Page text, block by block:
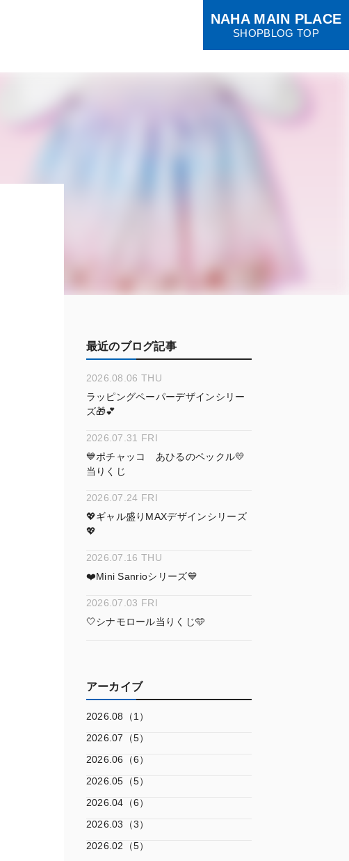
NAHA MAIN PLACE
SHOPBLOG TOP
最近のブログ記事
2026.08.06 THU
ラッピングペーパーデザインシリー
ズ🎁💕
2026.07.31 FRI
💙ポチャッコ あひるのペックル💛
当りくじ
2026.07.24 FRI
💖ギャル盛りMAXデザインシリーズ
💖
2026.07.16 THU
❤️Mini Sanrioシリーズ💙
2026.07.03 FRI
🤍シナモロール当りくじ🩵
アーカイブ
2026.08（1）
2026.07（5）
2026.06（6）
2026.05（5）
2026.04（6）
2026.03（3）
2026.02（5）